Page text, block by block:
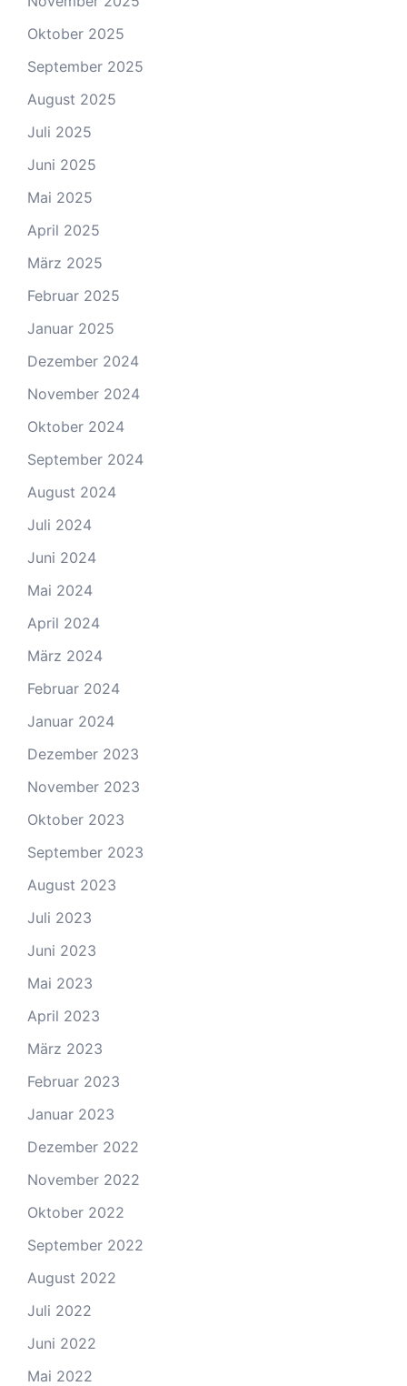
Oktober 2025
September 2025
August 2025
Juli 2025
Juni 2025
Mai 2025
April 2025
März 2025
Februar 2025
Januar 2025
Dezember 2024
November 2024
Oktober 2024
September 2024
August 2024
Juli 2024
Juni 2024
Mai 2024
April 2024
März 2024
Februar 2024
Januar 2024
Dezember 2023
November 2023
Oktober 2023
September 2023
August 2023
Juli 2023
Juni 2023
Mai 2023
April 2023
März 2023
Februar 2023
Januar 2023
Dezember 2022
November 2022
Oktober 2022
September 2022
August 2022
Juli 2022
Juni 2022
Mai 2022